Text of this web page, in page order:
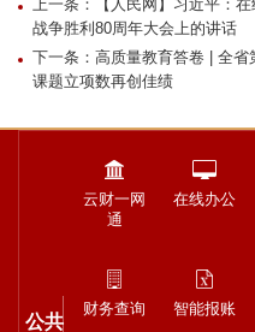
上一条：【人民网】习近平：
战争胜利80周年大会上的讲话
下一条：高质量教育答卷 | 全
课题立项数再创佳绩
公共
云财一网
通
在线办公
财务查询 智能报账